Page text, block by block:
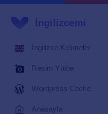
İngilizcemi
İngilizce Kelimeler
Resim Yükle
Wordpress Cache
Anasayfa